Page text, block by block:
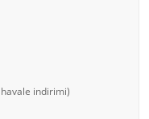
indirimi)